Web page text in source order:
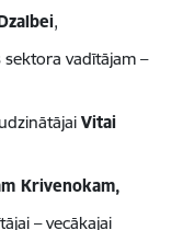
,
sektora vadītājam –
Vitai
Krivenokam,
– vecākajai